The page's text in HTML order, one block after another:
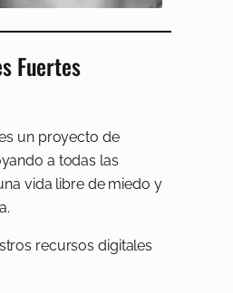
Fuertes
un proyecto de
a todas las
vida libre de miedo y
recursos digitales